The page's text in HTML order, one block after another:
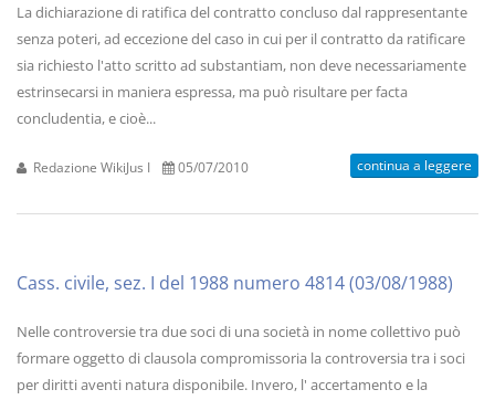
La dichiarazione di ratifica del contratto concluso dal rappresentante
senza poteri, ad eccezione del caso in cui per il contratto da ratificare
sia richiesto l'atto scritto ad substantiam, non deve necessariamente
estrinsecarsi in maniera espressa, ma può risultare per facta
concludentia, e cioè...
Redazione WikiJus I 05/07/2010 continua a leggere
Cass. civile, sez. I del 1988 numero 4814 (03/08/1988)
Nelle controversie tra due soci di una società in nome collettivo può
formare oggetto di clausola compromissoria la controversia tra i soci
per diritti aventi natura disponibile. Invero, l' accertamento e la